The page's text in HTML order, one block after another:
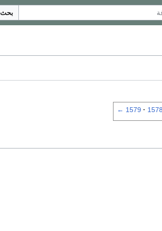
بحث
1578
1579
←